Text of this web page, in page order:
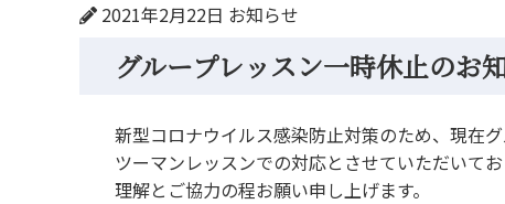
2021年2月22日 お知らせ
グループレッスン一時休止のお
新型コロナウイルス感染防止対策のため、現在
ツーマンレッスンでの対応とさせていただいて
理解とご協力の程お願い申し上げます。